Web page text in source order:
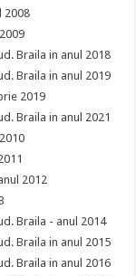
2008
Braila in anul 2018
Braila in anul 2019
2019
Braila in anul 2021
2012
Braila - anul 2014
Braila in anul 2015
Braila in anul 2016